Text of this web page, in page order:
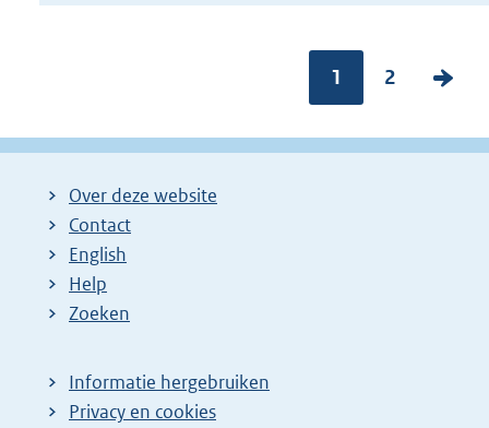
Pagina:
1
P
g
2
V
l
Over deze website
Contact
English
Help
Zoeken
Informatie hergebruiken
Privacy en cookies